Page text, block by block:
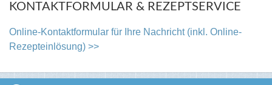
KONTAKTFORMULAR & REZEPTSERVICE
Online-Kontaktformular für Ihre Nachricht (inkl. Online-
Rezepteinlösung) >>